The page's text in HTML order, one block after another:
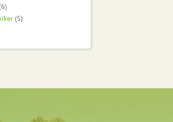
(6)
(5)